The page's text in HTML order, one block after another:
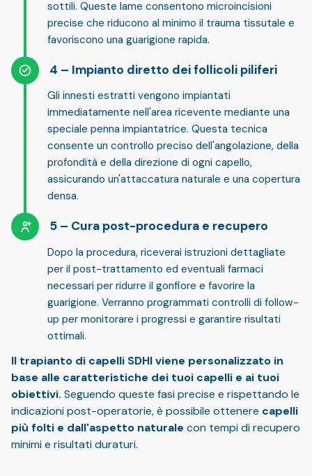
sottili. Queste lame consentono microincisioni
precise che riducono al minimo il trauma tissutale e
favoriscono una guarigione rapida.
Impianto diretto dei follicoli piliferi
Gli innesti estratti vengono impiantati
immediatamente nell'area ricevente mediante una
speciale penna impiantatrice. Questa tecnica
consente un controllo preciso dell'angolazione, della
profondità e della direzione di ogni capello,
assicurando un'attaccatura naturale e una copertura
densa.
Cura post-procedura e recupero
Dopo la procedura, riceverai istruzioni dettagliate
per il post-trattamento ed eventuali farmaci
necessari per ridurre il gonfiore e favorire la
guarigione. Verranno programmati controlli di follow-
up per monitorare i progressi e garantire risultati
ottimali.
Il trapianto di capelli SDHI viene personalizzato in
base alle caratteristiche dei tuoi capelli e ai tuoi
obiettivi. Seguendo queste fasi precise e rispettando le
indicazioni post-operatorie, è possibile ottenere capelli
più folti e dall'aspetto naturale con tempi di recupero
minimi e risultati duraturi.